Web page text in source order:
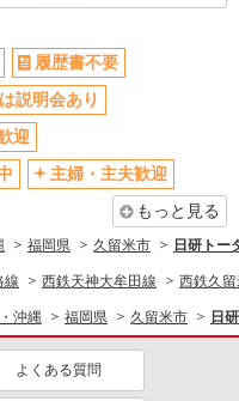
サポート／小規模デイ
度あり
円 ＜日払い有/週払い有/交
含む)＞
詳細を見る
験でも大丈夫◎研修が手厚
円 ＜日払い有/週払い有/交
履歴書不要
説明会あり
迎
主婦・主夫歓迎
もっと見る
福岡県 久留米市 日研トー
線 西鉄天神大牟田線 西鉄久
沖縄 福岡県 久留米市 日
よくある質問